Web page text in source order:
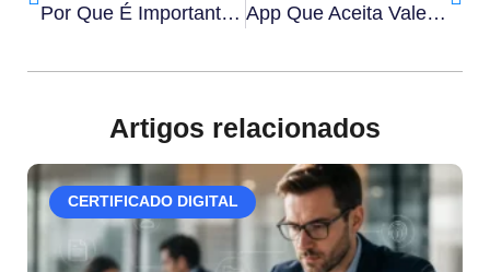
Por Que É Importante Uma Gestão Sustentável Nas Empresas: Conheça 5 Razões App Que Aceita Vale Alimentação​: Quais São Os 4 Principais?
Artigos relacionados
CERTIFICADO DIGITAL